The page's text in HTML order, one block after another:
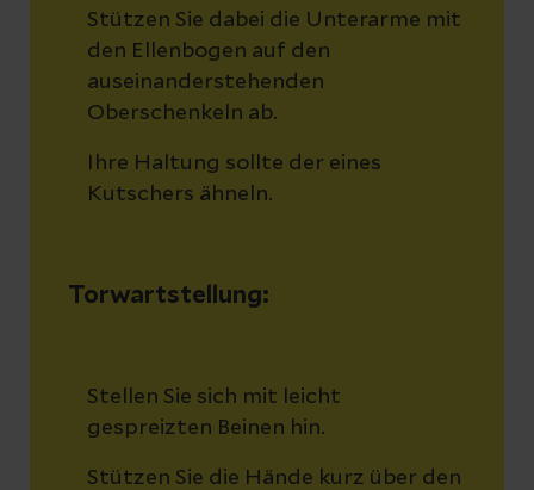
Stützen Sie dabei die Unterarme mit
den Ellenbogen auf den
auseinanderstehenden
Oberschenkeln ab.
Ihre Haltung sollte der eines
Kutschers ähneln.
Torwartstellung:
Stellen Sie sich mit leicht
gespreizten Beinen hin.
Stützen Sie die Hände kurz über den